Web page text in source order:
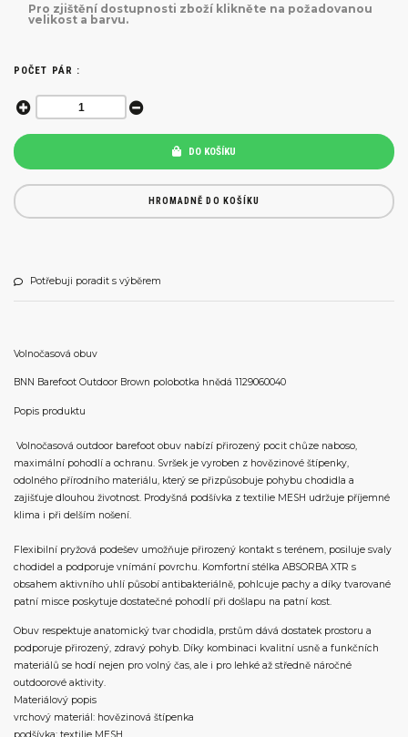
Pro zjištění dostupnosti zboží klikněte na požadovanou
velikost a barvu.
POČET PÁR :
DO KOŠÍKU
HROMADNĚ DO KOŠÍKU
Potřebuji poradit s výběrem
Volnočasová obuv
BNN Barefoot Outdoor Brown polobotka hnědá 1129060040
Popis produktu
Volnočasová outdoor barefoot obuv nabízí přirozený pocit chůze naboso,
maximální pohodlí a ochranu. Svršek je vyroben z hovězinové štípenky,
odolného přírodního materiálu, který se přizpůsobuje pohybu chodidla a
zajišťuje dlouhou životnost. Prodyšná podšívka z textilie MESH udržuje příjemné
klima i při delším nošení.
Flexibilní pryžová podešev umožňuje přirozený kontakt s terénem, posiluje svaly
chodidel a podporuje vnímání povrchu. Komfortní stélka ABSORBA XTR s
obsahem aktivního uhlí působí antibakteriálně, pohlcuje pachy a díky tvarované
patní misce poskytuje dostatečné pohodlí při došlapu na patní kost.
Obuv respektuje anatomický tvar chodidla, prstům dává dostatek prostoru a
podporuje přirozený, zdravý pohyb. Díky kombinaci kvalitní usně a funkčních
materiálů se hodí nejen pro volný čas, ale i pro lehké až středně náročné
outdoorové aktivity.
Materiálový popis
vrchový materiál: hovězinová štípenka
podšívka: textilie MESH